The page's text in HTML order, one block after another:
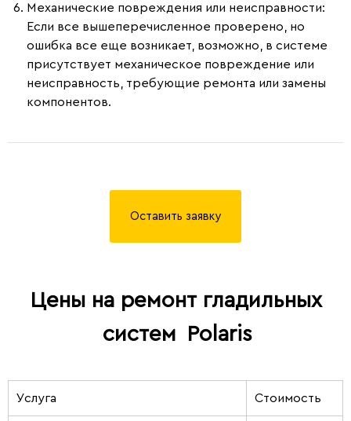
Механические повреждения или неисправности:
Если все вышеперечисленное проверено, но
ошибка все еще возникает, возможно, в системе
присутствует механическое повреждение или
неисправность, требующие ремонта или замены
компонентов.
Оставить заявку
Цены на ремонт гладильных
систем
Polaris
Услуга Стоимость